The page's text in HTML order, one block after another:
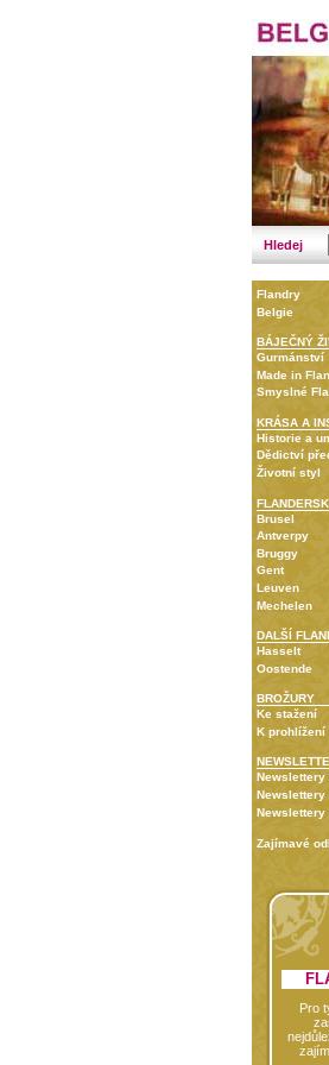
Hledej
Flandry
Belgie
BÁJEČNÝ
Gurmánství
Made in
Smyslné
KRÁSA A
Historie a
Dědictví
Životní styl
Brusel
Antverpy
Bruggy
Gent
Leuven
Mechelen
DALŠÍ
Hasselt
Oostende
BROŽURY
Ke stažení
K prohlížení
Newslettery
Newslettery
Newslettery
Zajímavé
Pro